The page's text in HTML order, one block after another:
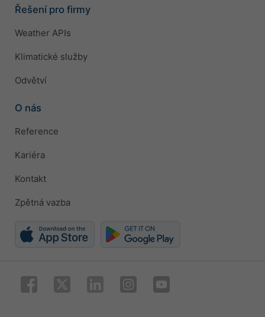
Řešení pro firmy
Weather APIs
Klimatické služby
Odvětví
O nás
Reference
Kariéra
Kontakt
Zpětná vazba